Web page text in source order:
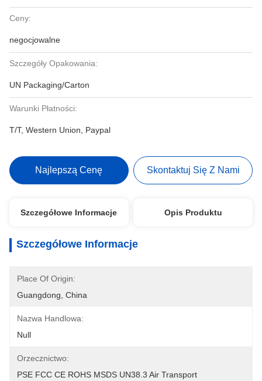
Ceny:
negocjowalne
Szczegóły Opakowania:
UN Packaging/Carton
Warunki Płatności:
T/T, Western Union, Paypal
Najlepszą Cenę Skontaktuj Się Z Nami
Szczegółowe Informacje Opis Produktu
Szczegółowe Informacje
Place Of Origin:
Guangdong, China
Nazwa Handlowa:
Null
Orzecznictwo:
PSE FCC CE ROHS MSDS UN38.3 Air Transport